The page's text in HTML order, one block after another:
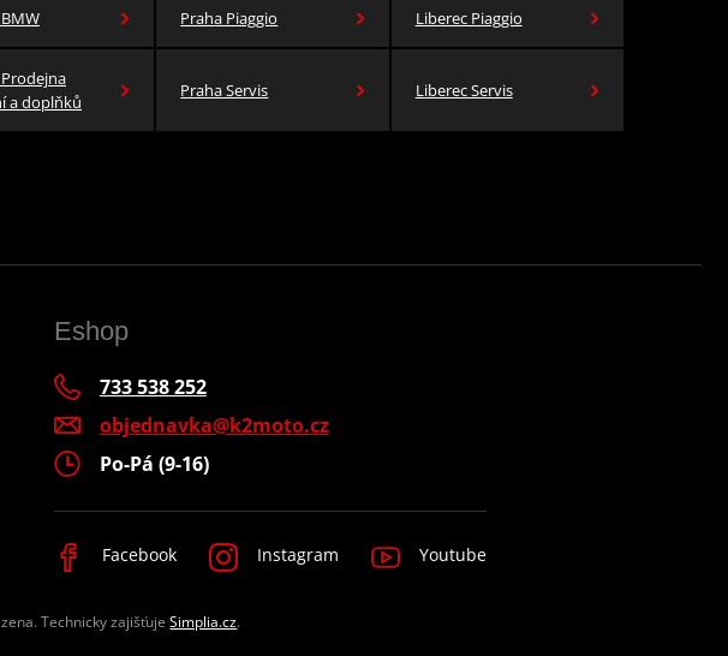
Praha Piaggio Liberec Piaggio
a doplňků
Praha Servis Liberec Servis
Eshop
733 538 252
objednavka@k2moto.cz
Po-Pá (9-16)
Facebook Instagram Youtube
Technicky zajišťujeSimplia.cz.